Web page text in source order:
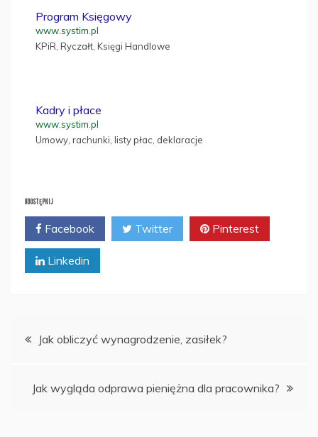
Program Księgowy
www.systim.pl
KPiR, Ryczałt, Księgi Handlowe
Kadry i płace
www.systim.pl
Umowy, rachunki, listy płac, deklaracje
UDOSTĘPNIJ
Facebook Twitter Pinterest
Linkedin
Nawigacja
Jak obliczyć wynagrodzenie, zasiłek?
Jak wygląda odprawa pieniężna dla pracownika?